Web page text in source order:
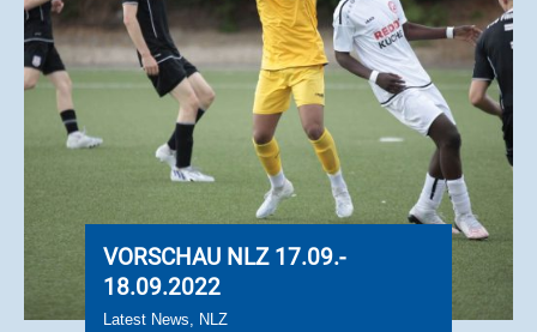
VORSCHAU NLZ 17.09.-
18.09.2022
Latest News, NLZ